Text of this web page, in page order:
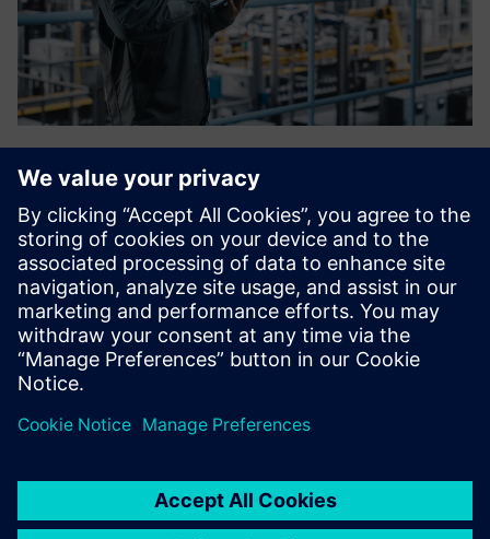
Lançamentos mais rápidos, segurança consistente, menos
surpresas no go-live. OT Blueprint é o padrão de design
conjunto Siemens/EntireTec para linhas de produção novas
e em expansão, construído para arquitetos de TI/OT que
precisa...
Saiba mais